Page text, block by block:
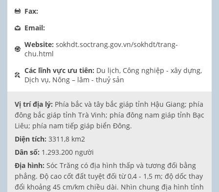
Fax:
Email:
Website: sokhdt.soctrang.gov.vn/sokhdt/trang-
chu.html
Các lĩnh vực ưu tiên: Du lịch, Công nghiệp - xây dựng,
Dịch vụ, Nông – lâm - thuỷ sản
Vị trí địa lý: Phía bắc và tây bắc giáp tỉnh Hậu Giang; phía
đông bắc giáp tỉnh Trà Vinh; phía đông nam giáp tỉnh Bạc
Liêu; phía nam tiếp giáp biển Đông.
Diện tích: 3311,8 km2
Dân số: 1.293.200 người
Địa hình: Sóc Trăng có địa hình thấp và tương đối bằng
phẳng. Độ cao cốt đất tuyệt đối từ 0,4 - 1,5 m; độ dốc thay
đổi khoảng 45 cm/km chiều dài. Nhìn chung địa hình tỉnh